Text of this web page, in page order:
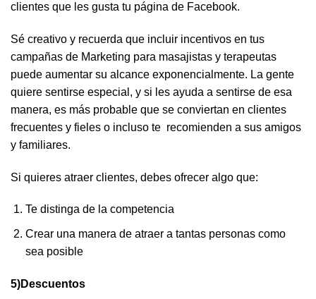
clientes que les gusta tu página de Facebook.
Sé creativo y recuerda que incluir incentivos en tus
campañas de Marketing para masajistas y terapeutas
puede aumentar su alcance exponencialmente. La gente
quiere sentirse especial, y si les ayuda a sentirse de esa
manera, es más probable que se conviertan en clientes
frecuentes y fieles o incluso te recomienden a sus amigos
y familiares.
Si quieres atraer clientes, debes ofrecer algo que:
Te distinga de la competencia
Crear una manera de atraer a tantas personas como
sea posible
5)Descuentos